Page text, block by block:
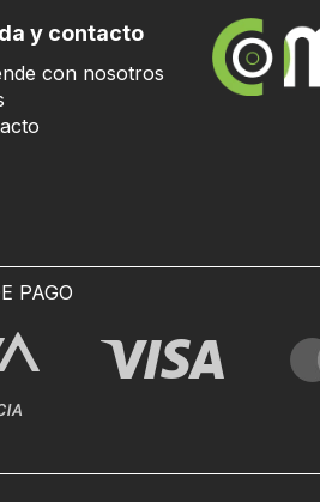
y contacto
con nosotros
PAGO